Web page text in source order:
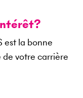
est la bonne
de votre carrière